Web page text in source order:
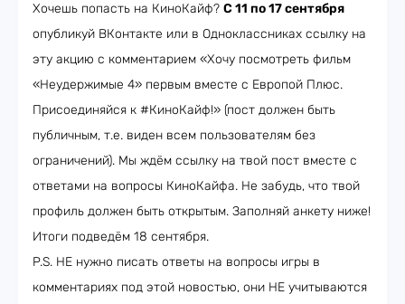
Хочешь попасть на КиноКайф? С 11 по 17 сентября
опубликуй ВКонтакте или в Одноклассниках ссылку на
эту акцию с комментарием «Хочу посмотреть фильм
«Неудержимые 4» первым вместе с Европой Плюс.
Присоединяйся к #КиноКайф!» (пост должен быть
публичным, т.е. виден всем пользователям без
ограничений). Мы ждём ссылку на твой пост вместе с
ответами на вопросы КиноКайфа. Не забудь, что твой
профиль должен быть открытым. Заполняй анкету ниже!
Итоги подведём 18 сентября.
P.S. НЕ нужно писать ответы на вопросы игры в
комментариях под этой новостью, они НЕ учитываются